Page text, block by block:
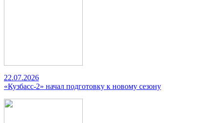
22.07.2026
«Кузбасс-2» начал подготовку к новому сезону